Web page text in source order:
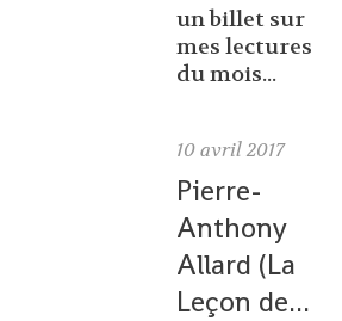
un billet sur
mes lectures
du mois...
10 avril 2017
Pierre-
Anthony
Allard (La
Leçon de...